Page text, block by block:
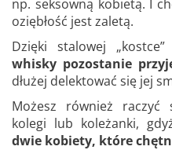
np. seksowną kobietą. I
oziębłość jest zaletą.
Dzięki stalowej
whisky pozostanie
dłużej delektować się jej
Możesz również raczyć
kolegi lub koleżanki,
dwie kobiety, które